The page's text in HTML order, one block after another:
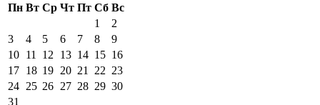
Пн Вт Ср Чт Пт Сб Вс
1
2
3
4 5 6 7 8
9
10 11 12 13 14 15 16
17 18 19 20 21 22 23
24 25 26 27 28 29 30
31